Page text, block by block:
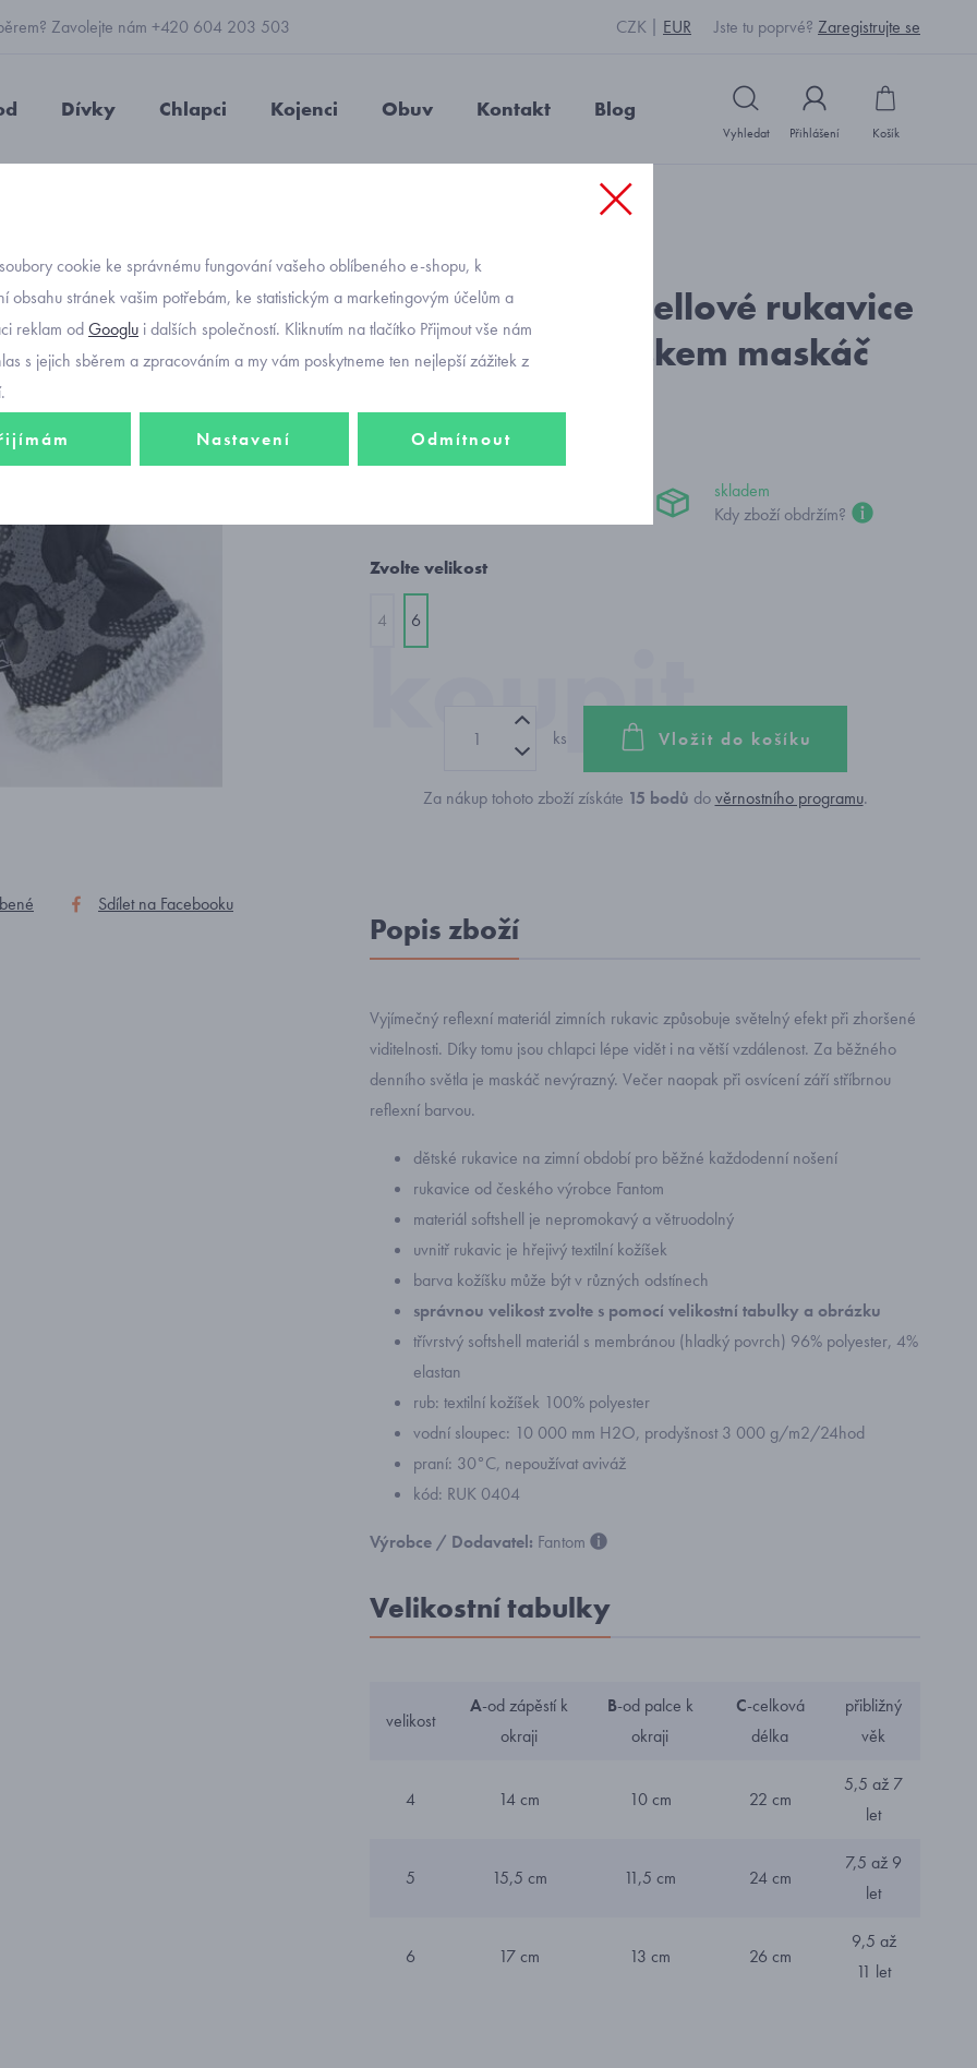
Zavolejte nám +420 604 203 503 CZK EUR Jste tu poprvé? Zaregistrujte se
Dívky Chlapci Kojenci Obuv Kontakt Blog
Vyhledat Přihlášení Košík
Sdílet na Facebooku
Objednávací kód: S2505_černá
chlapecké softshellové rukavice
s reflexním potiskem maskáč
skladem
Kdy zboží obdržím?
Zvolte velikost
4 6
ks Vložit do košíku
Za nákup tohoto zboží získáte 15 bodů dověrnostního programu.
Popis zboží
Vyjímečný reflexní materiál zimních rukavic způsobuje světelný efekt při zhoršené
viditelnosti. Díky tomu jsou chlapci lépe vidět i na větší vzdálenost. Za běžného
denního světla je maskáč nevýrazný. Večer naopak při osvícení září stříbrnou
reflexní barvou.
dětské rukavice na zimní období pro běžné každodenní nošení
rukavice od českého výrobce Fantom
materiál softshell je nepromokavý a větruodolný
uvnitř rukavic je hřejivý textilní kožíšek
barva kožíšku může být v různých odstínech
správnou velikost zvolte s pomocí velikostní tabulky a obrázku
třívrstvý softshell materiál s membránou (hladký povrch) 96% polyester, 4%
elastan
rub: textilní kožíšek 100% polyester
vodní sloupec: 10 000 mm H2O, prodyšnost 3 000 g/m2/24hod
praní: 30°C, nepoužívat aviváž
kód: RUK 0404
Výrobce / Dodavatel: Fantom
Velikostní tabulky
velikost
A-od zápěstí k
okraji
B-od palce k
okraji
C-celková
délka
přibližný
věk
4 14 cm 10 cm 22 cm
5,5 až 7
let
5 15,5 cm 11,5 cm 24 cm
7,5 až 9
let
6 17 cm 13 cm 26 cm
9,5 až
11 let
cookie ke správnému fungování vašeho oblíbeného e-shopu, k
obsahu stránek vašim potřebám, ke statistickým a marketingovým účelům a
reklam odGooglu i dalších společností. Kliknutím na tlačítko Přijmout vše nám
s jejich sběrem a zpracováním a my vám poskytneme ten nejlepší zážitek z
Nastavení Odmítnout